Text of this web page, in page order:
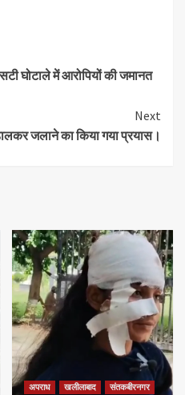
घोटाले में आरोपियों की जमानत
Next
जलाने का किया गया प्रयास।
अपराध खलीलाबाद संतकबीरनगर